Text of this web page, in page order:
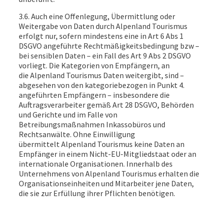
3.6. Auch eine Offenlegung, Übermittlung oder
Weitergabe von Daten durch Alpenland Tourismus
erfolgt nur, sofern mindestens eine in Art 6 Abs 1
DSGVO angeführte Rechtmäßigkeitsbedingung bzw –
bei sensiblen Daten – ein Fall des Art 9 Abs 2 DSGVO
vorliegt. Die Kategorien von Empfängern, an
die Alpenland Tourismus Daten weitergibt, sind –
abgesehen von den kategoriebezogen in Punkt 4.
angeführten Empfängern – insbesondere die
Auftragsverarbeiter gemäß Art 28 DSGVO, Behörden
und Gerichte und im Falle von
Betreibungsmaßnahmen Inkassobüros und
Rechtsanwälte. Ohne Einwilligung
übermittelt Alpenland Tourismus keine Daten an
Empfänger in einem Nicht-EU-Mitgliedstaat oder an
internationale Organisationen. Innerhalb des
Unternehmens von Alpenland Tourismus erhalten die
Organisationseinheiten und Mitarbeiter jene Daten,
die sie zur Erfüllung ihrer Pflichten benötigen.